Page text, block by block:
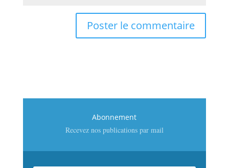
Abonnement
Recevez nos publications par mail